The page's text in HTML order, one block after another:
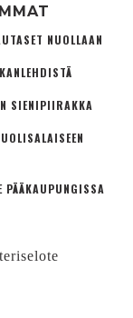
NUOLLAAN
SIENIPIIRAKKA